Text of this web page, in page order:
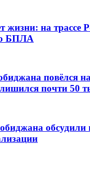
жизни: на трассе
о БПЛА
повёлся
почти 50
обсудили